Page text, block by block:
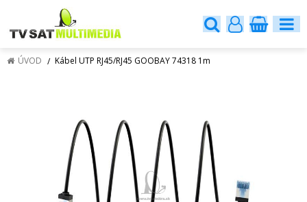
ÚVOD Kábel UTP RJ45/RJ45 GOOBAY 74318 1m